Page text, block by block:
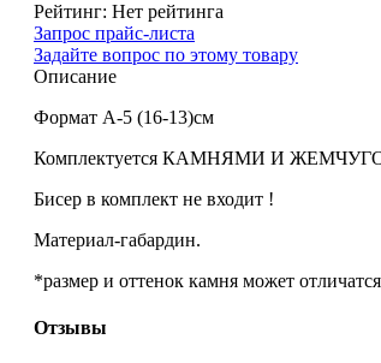
Рейтинг: Нет рейтинга
Запрос прайс-листа
Задайте вопрос по этому товару
Описание
Формат А-5 (16-13)см
Комплектуется КАМНЯМИ И
Бисер в комплект не входит !
Материал-габардин.
*размер и оттенок камня может
Отзывы